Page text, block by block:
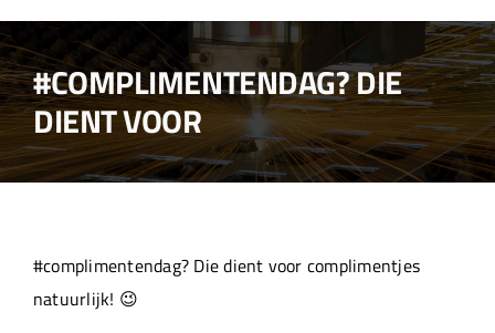
Home
Over ons
Projecten
#COMPLIMENTENDAG? DIE
DIENT VOOR
#complimentendag? Die dient voor complimentjes
natuurlijk! 😉